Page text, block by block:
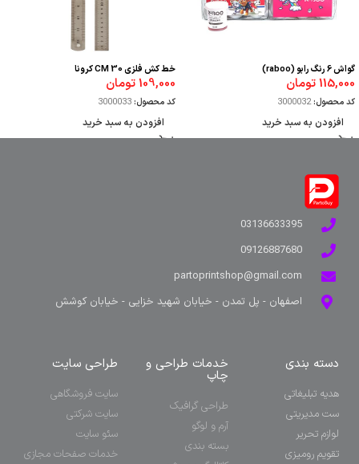
گواش 6 رنگ رابو (raboo)
115,000تومان
کد محصول:3000032
افزودن به سبد خرید
خط کش فلزی 30 CM کرونا
109,000تومان
کد محصول:3000033
افزودن به سبد خرید
03136633395
09126887680
partoprintshop@gmail.com
اصفهان - پل تمدن - خیابان شهید خزایی - خیابان کوشش
دسته بندی
هدیه تبلیغاتی
ست مدیریتی
لوازم تحریر
تقویم رومیزی
خدمات طراحی و
چاپ
طراحی گرافیک
آرم و لوگو
بسته بندی
طراحی سایت
سایت فروشگاهی
سایت شرکتی
سئو سایت
خدمات صفحات مجازی